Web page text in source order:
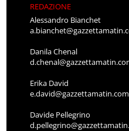
REDAZIONE
Alessandro Bianchet
Danila Chenal
Erika David
e.david@gazzettamatin.com
Davide Pellegrino